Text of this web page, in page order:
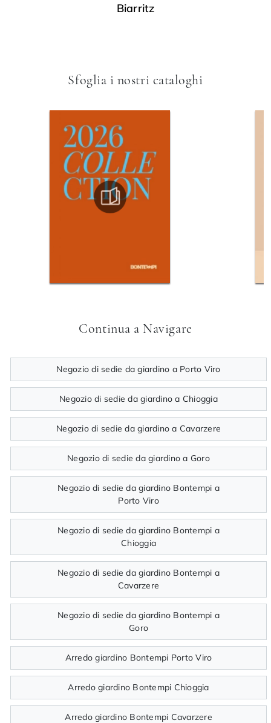
Biarritz
Sfoglia i nostri cataloghi
Continua a Navigare
Negozio di sedie da giardino a Porto Viro
Negozio di sedie da giardino a Chioggia
Negozio di sedie da giardino a Cavarzere
Negozio di sedie da giardino a Goro
Negozio di sedie da giardino Bontempi a
Porto Viro
Negozio di sedie da giardino Bontempi a
Chioggia
Negozio di sedie da giardino Bontempi a
Cavarzere
Negozio di sedie da giardino Bontempi a
Goro
Arredo giardino Bontempi Porto Viro
Arredo giardino Bontempi Chioggia
Arredo giardino Bontempi Cavarzere